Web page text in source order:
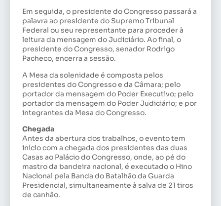
Em seguida, o presidente do Congresso passará a
palavra ao presidente do Supremo Tribunal
Federal ou seu representante para proceder à
leitura da mensagem do Judiciário. Ao final, o
presidente do Congresso, senador Rodrigo
Pacheco, encerra a sessão.
A Mesa da solenidade é composta pelos
presidentes do Congresso e da Câmara; pelo
portador da mensagem do Poder Executivo; pelo
portador da mensagem do Poder Judiciário; e por
integrantes da Mesa do Congresso.
Chegada
Antes da abertura dos trabalhos, o evento tem
início com a chegada dos presidentes das duas
Casas ao Palácio do Congresso, onde, ao pé do
mastro da bandeira nacional, é executado o Hino
Nacional pela Banda do Batalhão da Guarda
Presidencial, simultaneamente à salva de 21 tiros
de canhão.